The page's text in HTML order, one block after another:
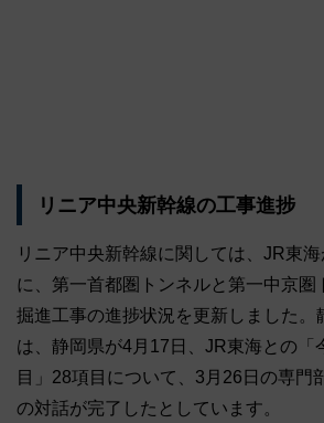
リニア中央新幹線の工事進捗
リニア中央新幹線に関しては、JR東
に、第一首都圏トンネルと第一中京圏
掘進工事の進捗状況を更新しました。
は、静岡県が4月17日、JR東海との「
目」28項目について、3月26日の専門
の対話が完了したとしています。